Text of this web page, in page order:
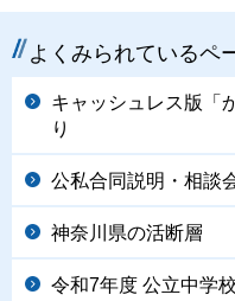
よくみられているペ
キャッシュレス版「
り
公私合同説明・相談
神奈川県の活断層
令和7年度 公立中学